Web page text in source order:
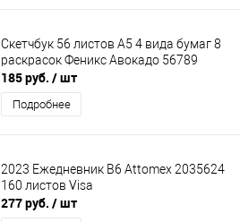
Скетчбук 56 листов А5 4 вида бумаг 8
раскрасок Феникс Авокадо 56789
185 руб. / шт
Подробнее
2023 Ежедневник В6 Attomex 2035624
160 листов Visa
277 руб. / шт